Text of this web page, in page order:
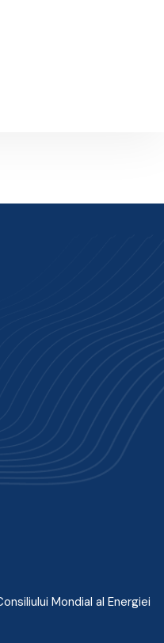
Mondial al Energiei